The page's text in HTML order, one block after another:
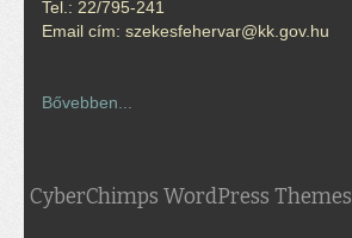
Tel.: 22/795-241
Email cím: szekesfehervar@kk.gov.hu
Bővebben...
CyberChimps WordPress Themes